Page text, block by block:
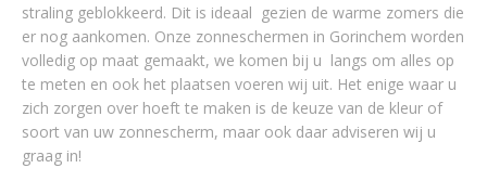
straling geblokkeerd. Dit is ideaal gezien de warme zomers die
er nog aankomen. Onze zonneschermen in Gorinchem worden
volledig op maat gemaakt, we komen bij u langs om alles op
te meten en ook het plaatsen voeren wij uit. Het enige waar u
zich zorgen over hoeft te maken is de keuze van de kleur of
soort van uw zonnescherm, maar ook daar adviseren wij u
graag in!